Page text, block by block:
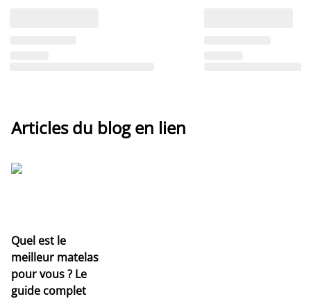
Articles du blog en lien
Quel est le
meilleur matelas
pour vous ? Le
guide complet